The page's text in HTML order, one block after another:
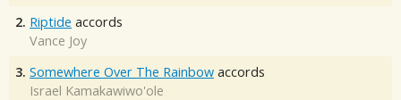
2. Riptide accords
Vance Joy
3. Somewhere Over The Rainbow accords
Israel Kamakawiwo'ole